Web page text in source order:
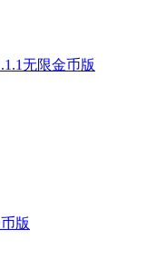
无限金币版
版